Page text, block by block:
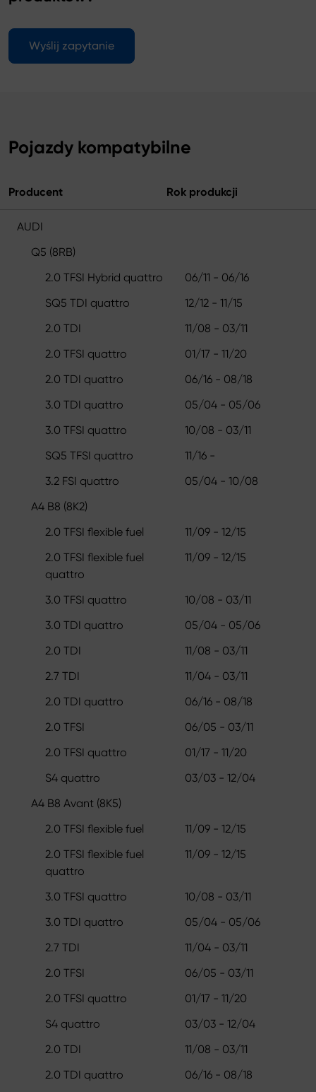
Wyślij zapytanie
Pojazdy kompatybilne
Producent Rok produkcji
AUDI
Q5 (8RB)
2.0 TFSI Hybrid quattro
06/11 - 06/16
SQ5 TDI quattro
12/12 - 11/15
2.0 TDI
11/08 - 03/11
2.0 TFSI quattro
01/17 - 11/20
2.0 TDI quattro
06/16 - 08/18
3.0 TDI quattro
05/04 - 05/06
3.0 TFSI quattro
10/08 - 03/11
SQ5 TFSI quattro
11/16 -
3.2 FSI quattro
05/04 - 10/08
A4 B8 (8K2)
2.0 TFSI flexible fuel
11/09 - 12/15
2.0 TFSI flexible fuel
quattro
11/09 - 12/15
3.0 TFSI quattro
10/08 - 03/11
3.0 TDI quattro
05/04 - 05/06
2.0 TDI
11/08 - 03/11
2.7 TDI
11/04 - 03/11
2.0 TDI quattro
06/16 - 08/18
2.0 TFSI
06/05 - 03/11
2.0 TFSI quattro
01/17 - 11/20
S4 quattro
03/03 - 12/04
A4 B8 Avant (8K5)
2.0 TFSI flexible fuel
11/09 - 12/15
2.0 TFSI flexible fuel
quattro
11/09 - 12/15
3.0 TFSI quattro
10/08 - 03/11
3.0 TDI quattro
05/04 - 05/06
2.7 TDI
11/04 - 03/11
2.0 TFSI
06/05 - 03/11
2.0 TFSI quattro
01/17 - 11/20
S4 quattro
03/03 - 12/04
2.0 TDI
11/08 - 03/11
2.0 TDI quattro
06/16 - 08/18